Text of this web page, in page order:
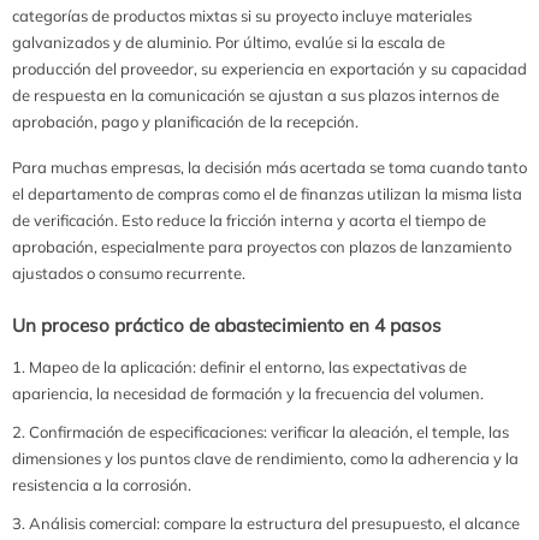
categorías de productos mixtas si su proyecto incluye materiales
galvanizados y de aluminio. Por último, evalúe si la escala de
producción del proveedor, su experiencia en exportación y su capacidad
de respuesta en la comunicación se ajustan a sus plazos internos de
aprobación, pago y planificación de la recepción.
Para muchas empresas, la decisión más acertada se toma cuando tanto
el departamento de compras como el de finanzas utilizan la misma lista
de verificación. Esto reduce la fricción interna y acorta el tiempo de
aprobación, especialmente para proyectos con plazos de lanzamiento
ajustados o consumo recurrente.
Un proceso práctico de abastecimiento en 4 pasos
Mapeo de la aplicación: definir el entorno, las expectativas de
apariencia, la necesidad de formación y la frecuencia del volumen.
Confirmación de especificaciones: verificar la aleación, el temple, las
dimensiones y los puntos clave de rendimiento, como la adherencia y la
resistencia a la corrosión.
Análisis comercial: compare la estructura del presupuesto, el alcance